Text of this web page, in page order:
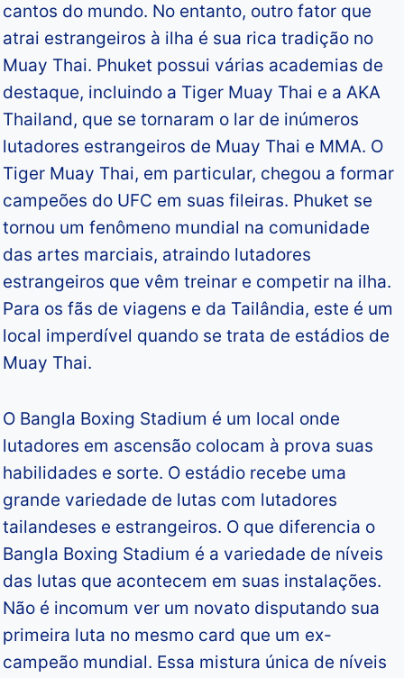
cantos do mundo. No entanto, outro fator que
atrai estrangeiros à ilha é sua rica tradição no
Muay Thai. Phuket possui várias academias de
destaque, incluindo a Tiger Muay Thai e a AKA
Thailand, que se tornaram o lar de inúmeros
lutadores estrangeiros de Muay Thai e MMA. O
Tiger Muay Thai, em particular, chegou a formar
campeões do UFC em suas fileiras. Phuket se
tornou um fenômeno mundial na comunidade
das artes marciais, atraindo lutadores
estrangeiros que vêm treinar e competir na ilha.
Para os fãs de viagens e da Tailândia, este é um
local imperdível quando se trata de estádios de
Muay Thai.
O Bangla Boxing Stadium é um local onde
lutadores em ascensão colocam à prova suas
habilidades e sorte. O estádio recebe uma
grande variedade de lutas com lutadores
tailandeses e estrangeiros. O que diferencia o
Bangla Boxing Stadium é a variedade de níveis
das lutas que acontecem em suas instalações.
Não é incomum ver um novato disputando sua
primeira luta no mesmo card que um ex-
campeão mundial. Essa mistura única de níveis